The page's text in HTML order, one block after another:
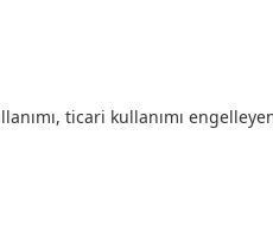
ticari kullanımı